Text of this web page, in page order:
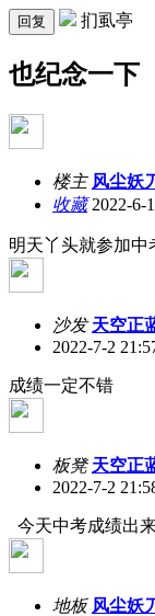
回复 扪虱亭
也纪念一下
楼主 风尘妖
收藏2022-6-
明天丫头就参加
沙发 天空正
2022-7-2
成绩一定不错
板凳 天空正
2022-7-2
今天中考成绩出
地板 风尘妖